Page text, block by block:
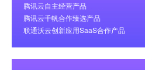
腾讯云自主经营产品
腾讯云千帆合作臻选产品
联通沃云创新应用SaaS合作产品